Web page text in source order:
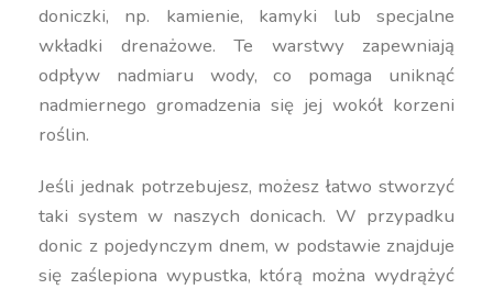
doniczki, np. kamienie, kamyki lub specjalne
wkładki drenażowe. Te warstwy zapewniają
odpływ nadmiaru wody, co pomaga uniknąć
nadmiernego gromadzenia się jej wokół korzeni
roślin.
Jeśli jednak potrzebujesz, możesz łatwo stworzyć
taki system w naszych donicach. W przypadku
donic z pojedynczym dnem, w podstawie znajduje
się zaślepiona wypustka, którą można wydrążyć